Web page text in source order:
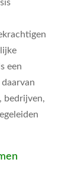
een
bedrijven,